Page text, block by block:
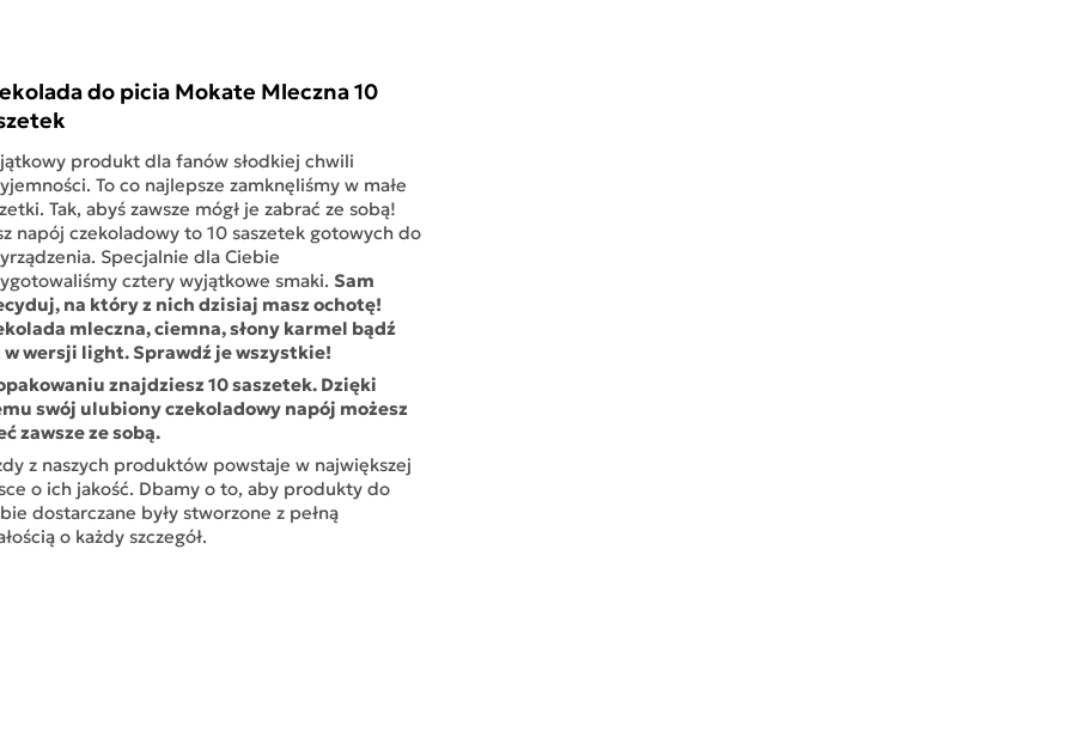
do picia Mokate Mleczna 10
produkt dla fanów słodkiej chwili
To co najlepsze zamknęliśmy w małe
Tak, abyś zawsze mógł je zabrać ze sobą!
napój czekoladowy to 10 saszetek gotowych do
Specjalnie dla Ciebie
cztery wyjątkowe smaki. Sam
na który z nich dzisiaj masz ochotę!
mleczna, ciemna, słony karmel bądź
wersji light. Sprawdź je wszystkie!
znajdziesz 10 saszetek. Dzięki
swój ulubiony czekoladowy napój możesz
zawsze ze sobą.
z naszych produktów powstaje w największej
o ich jakość. Dbamy o to, aby produkty do
dostarczane były stworzone z pełną
o każdy szczegół.